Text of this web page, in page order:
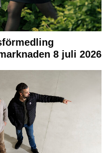
8 juli 2026